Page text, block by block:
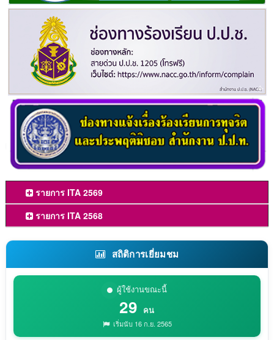
รายการ ITA 2569
รายการ ITA 2568
สถิติการเยี่ยมชม
ผู้ใช้งานขณะนี้
29 คน
เริ่มนับ 16 ก.ย. 2565